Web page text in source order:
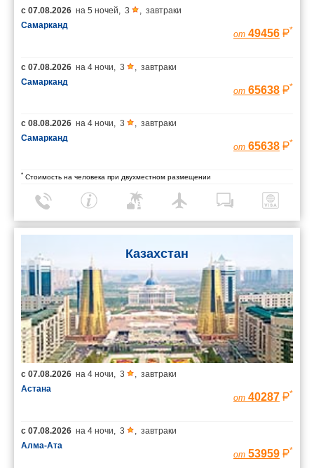
с 07.08.2026 на 5 ночей, 3 , завтраки
Самарканд
от 49456 *
с 07.08.2026 на 4 ночи, 3 , завтраки
Самарканд
от 65638 *
с 08.08.2026 на 4 ночи, 3 , завтраки
Самарканд
от 65638 *
* Стоимость на человека при двухместном размещении
Казахстан
с 07.08.2026 на 4 ночи, 3 , завтраки
Астана
от 40287 *
с 07.08.2026 на 4 ночи, 3 , завтраки
Алма-Ата
от 53959 *